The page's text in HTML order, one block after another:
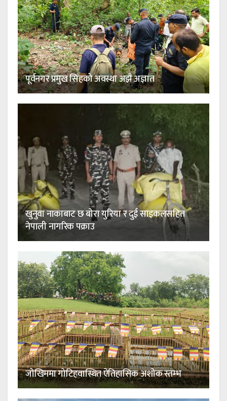
पूर्वनगर प्रमुख सिंहको अवस्था अझै अज्ञात
खुनुवा नाकाबाट छ बोरा युरिया र दुई साइकलसहित
नेपाली नागरिक पक्राउ
जोखिममा गोटिहवास्थित ऐतिहासिक अशोक स्तम्भ